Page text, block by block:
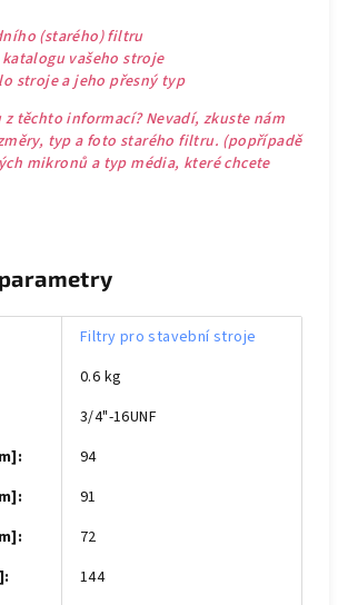
(starého) filtru
katalogu vašeho stroje
stroje a jeho přesný typ
těchto informací? Nevadí, zkuste nám
typ a foto starého filtru. (popřípadě
mikronů a typ média, které chcete
Filtry pro stavební stroje
0.6 kg
3/4"-16UNF
:
94
:
91
:
72
:
144